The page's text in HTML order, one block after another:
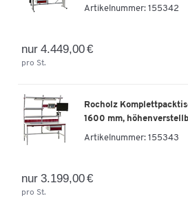
Artikelnummer: 155342
nur 4.449,00 €
pro St.
Rocholz
1600 mm,
Artikelnummer: 155343
nur 3.199,00 €
pro St.